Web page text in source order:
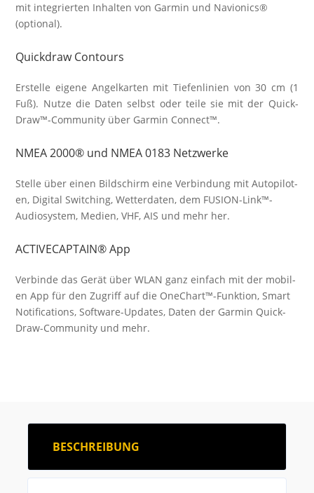
mit inte­grier­ten In­halten von Garmin und Navi­onics®
(optional).
Quickdraw Contours
Erstelle eigene Angel­karten mit Tiefen­linien von 30 cm (1
Fuß). Nutze die Daten selbst oder teile sie mit der Quick­
Draw™-Commun­ity über Garmin Connect™.
NMEA 2000® und NMEA 0183 Netzwerke
Stelle über einen Bild­schirm eine Ver­bind­ung mit Auto­pilot­
en, Digi­tal Switch­ing, Wetter­daten, dem FUSION-Link™-
Audio­system, Medien, VHF, AIS und mehr her.
ACTIVECAPTAIN® App
Verbinde das Gerät über WLAN ganz einfach mit der mobil­
en App für den Zu­griff auf die One­Chart™-Funk­tion, Smart
Noti­fica­tions, Soft­ware-Up­dates, Daten der Garmin Quick­
Draw-Commun­ity und mehr.
BESCHREIBUNG